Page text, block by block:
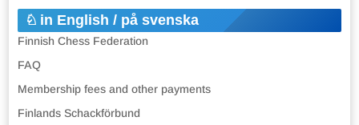
in English / på svenska
Finnish Chess Federation
FAQ
Membership fees and other payments
Finlands Schackförbund